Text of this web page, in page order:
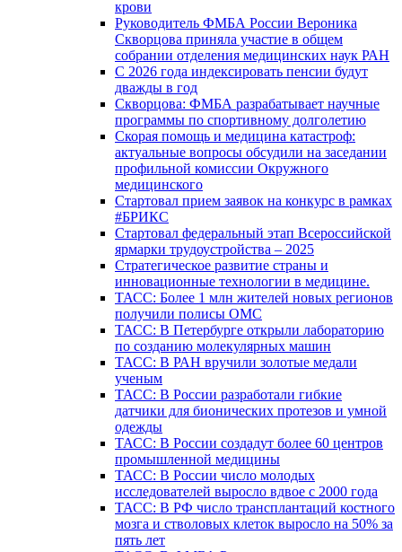
крови
Руководитель ФМБА России Вероника
Скворцова приняла участие в общем
собрании отделения медицинских наук РАН
С 2026 года индексировать пенсии будут
дважды в год
Скворцова: ФМБА разрабатывает научные
программы по спортивному долголетию
Скорая помощь и медицина катастроф:
актуальные вопросы обсудили на заседании
профильной комиссии Окружного
медицинского
Стартовал прием заявок на конкурс в рамках
#БРИКС
Стартовал федеральный этап Всероссийской
ярмарки трудоустройства – 2025
Стратегическое развитие страны и
инновационные технологии в медицине.
ТАСС: Более 1 млн жителей новых регионов
получили полисы ОМС
ТАСС: В Петербурге открыли лабораторию
по созданию молекулярных машин
ТАСС: В РАН вручили золотые медали
ученым
ТАСС: В России разработали гибкие
датчики для бионических протезов и умной
одежды
ТАСС: В России создадут более 60 центров
промышленной медицины
ТАСС: В России число молодых
исследователей выросло вдвое с 2000 года
ТАСС: В РФ число трансплантаций костного
мозга и стволовых клеток выросло на 50% за
пять лет